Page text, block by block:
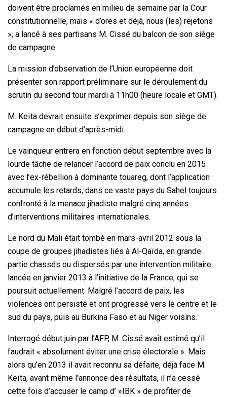
doivent être proclamés en milieu de semaine par la Cour
constitutionnelle, mais « d’ores et déjà, nous (les) rejetons
», a lancé à ses partisans M. Cissé du balcon de son siège
de campagne.
La mission d’observation de l’Union européenne doit
présenter son rapport préliminaire sur le déroulement du
scrutin du second tour mardi à 11h00 (heure locale et GMT).
M. Keïta devrait ensuite s’exprimer depuis son siège de
campagne en début d’après-midi.
Le vainqueur entrera en fonction début septembre avec la
lourde tâche de relancer l’accord de paix conclu en 2015
avec l’ex-rébellion à dominante touareg, dont l’application
accumule les retards, dans ce vaste pays du Sahel toujours
confronté à la menace jihadiste malgré cinq années
d’interventions militaires internationales.
Le nord du Mali était tombé en mars-avril 2012 sous la
coupe de groupes jihadistes liés à Al-Qaïda, en grande
partie chassés ou dispersés par une intervention militaire
lancée en janvier 2013 à l’initiative de la France, qui se
poursuit actuellement. Malgré l’accord de paix, les
violences ont persisté et ont progressé vers le centre et le
sud du pays, puis au Burkina Faso et au Niger voisins.
Interrogé début juin par l’AFP, M. Cissé avait estimé qu’il
faudrait « absolument éviter une crise électorale ». Mais
alors qu’en 2013 il avait reconnu sa défaite, déjà face M.
Keïta, avant même l’annonce des résultats, il n’a cessé
cette fois d’accuser le camp d’ »IBK » de profiter de